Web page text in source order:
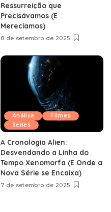
Ressurreição que
Precisávamos (E
Merecíamos)
8 de setembro de 2025
Análise
Filmes
Séries
A Cronologia Alien:
Desvendando a Linha do
Tempo Xenomorfa (E Onde a
Nova Série se Encaixa)
7 de setembro de 2025